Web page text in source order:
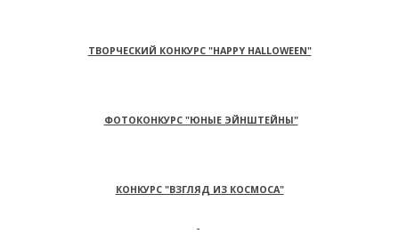
ТВОРЧЕСКИЙ КОНКУРС "HAPPY HALLOWEEN"
ФОТОКОНКУРС "ЮНЫЕ ЭЙНШТЕЙНЫ"
КОНКУРС "ВЗГЛЯД ИЗ КОСМОСА"